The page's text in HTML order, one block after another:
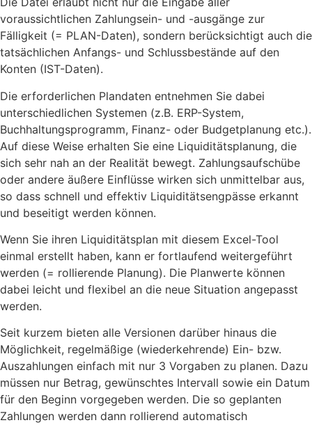
voraussichtlichen Zahlungsein- und -ausgänge zur
Fälligkeit (= PLAN-Daten), sondern berücksichtigt auch die
tatsächlichen Anfangs- und Schlussbestände auf den
Konten (IST-Daten).
Die erforderlichen Plandaten entnehmen Sie dabei
unterschiedlichen Systemen (z.B. ERP-System,
Buchhaltungsprogramm, Finanz- oder Budgetplanung etc.).
Auf diese Weise erhalten Sie eine Liquiditätsplanung, die
sich sehr nah an der Realität bewegt. Zahlungsaufschübe
oder andere äußere Einflüsse wirken sich unmittelbar aus,
so dass schnell und effektiv Liquiditätsengpässe erkannt
und beseitigt werden können.
Wenn Sie ihren Liquiditätsplan mit diesem Excel-Tool
einmal erstellt haben, kann er fortlaufend weitergeführt
werden (= rollierende Planung). Die Planwerte können
dabei leicht und flexibel an die neue Situation angepasst
werden.
Seit kurzem bieten alle Versionen darüber hinaus die
Möglichkeit, regelmäßige (wiederkehrende) Ein- bzw.
Auszahlungen einfach mit nur 3 Vorgaben zu planen. Dazu
müssen nur Betrag, gewünschtes Intervall sowie ein Datum
für den Beginn vorgegeben werden. Die so geplanten
Zahlungen werden dann rollierend automatisch